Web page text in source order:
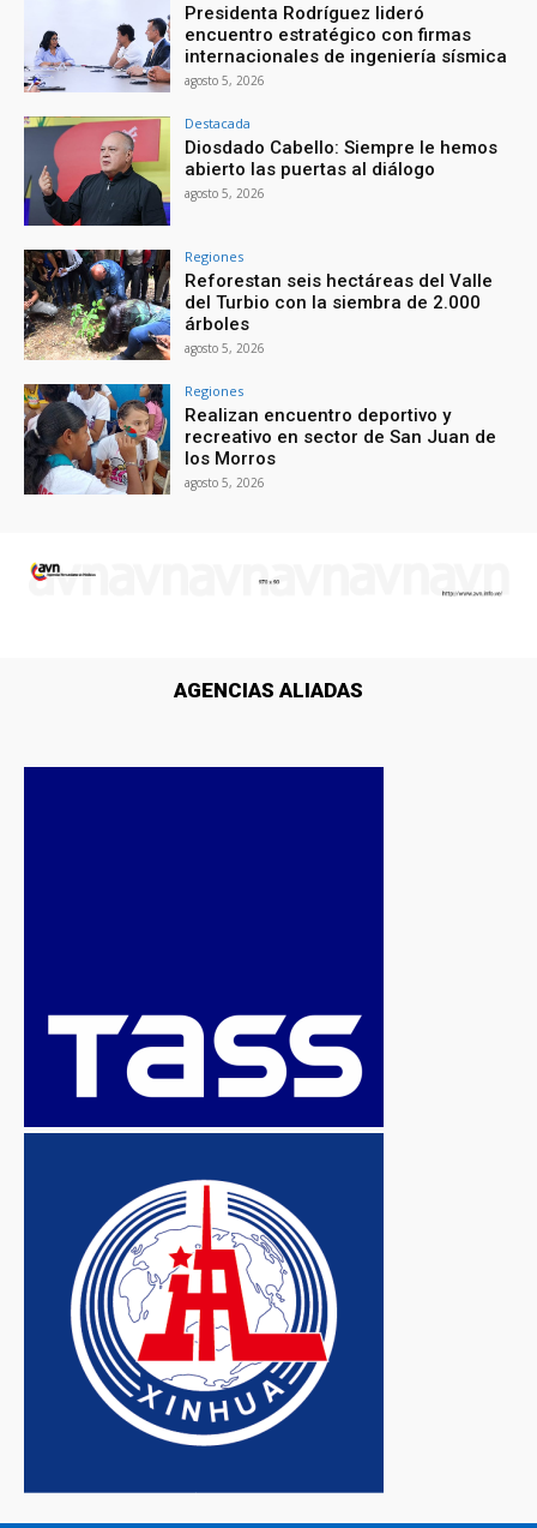
Presidenta Rodríguez lideró
encuentro estratégico con firmas
internacionales de ingeniería sísmica
agosto 5, 2026
Destacada
Diosdado Cabello: Siempre le hemos
abierto las puertas al diálogo
agosto 5, 2026
Regiones
Reforestan seis hectáreas del Valle
del Turbio con la siembra de 2.000
árboles
agosto 5, 2026
Regiones
Realizan encuentro deportivo y
recreativo en sector de San Juan de
los Morros
agosto 5, 2026
AGENCIAS ALIADAS